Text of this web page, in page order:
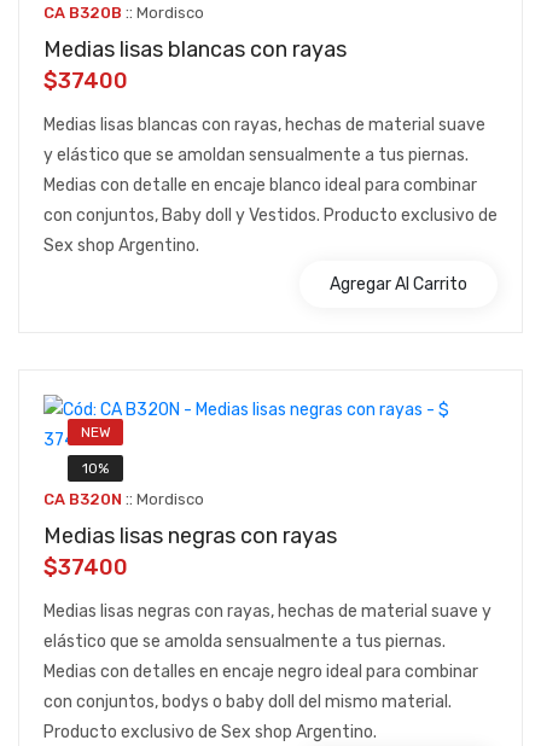
CA B320B :: Mordisco
Medias lisas blancas con rayas
$37400
Medias lisas blancas con rayas, hechas de material suave
y elástico que se amoldan sensualmente a tus piernas.
Medias con detalle en encaje blanco ideal para combinar
con conjuntos, Baby doll y Vestidos. Producto exclusivo de
Sex shop Argentino.
Agregar Al Carrito
NEW
10%
CA B320N :: Mordisco
Medias lisas negras con rayas
$37400
Medias lisas negras con rayas, hechas de material suave y
elástico que se amolda sensualmente a tus piernas.
Medias con detalles en encaje negro ideal para combinar
con conjuntos, bodys o baby doll del mismo material.
Producto exclusivo de Sex shop Argentino.